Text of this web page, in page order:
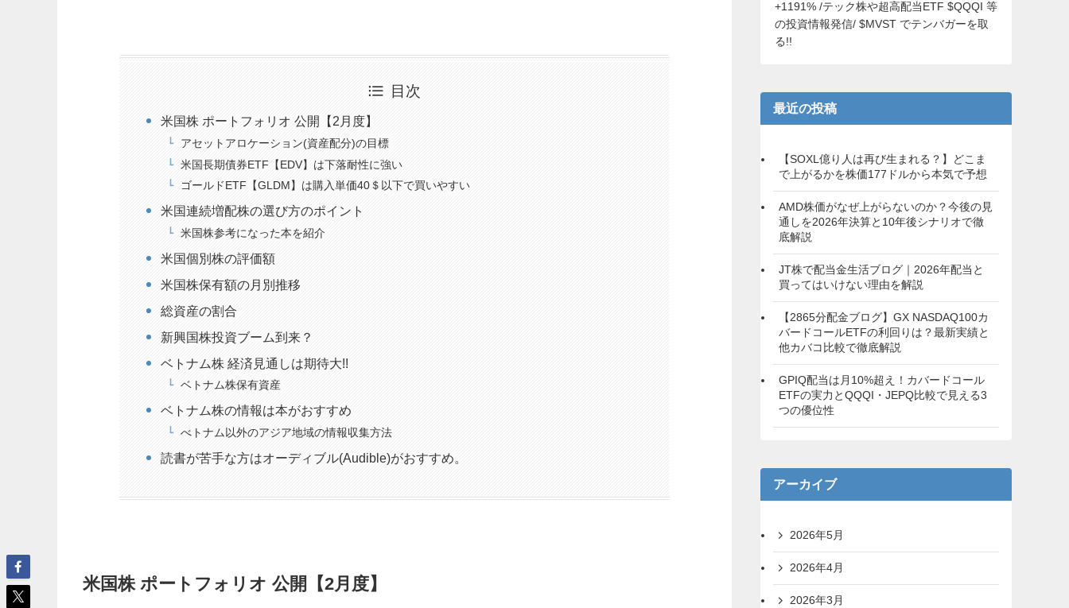
目次
米国株 ポートフォリオ 公開【2月度】
アセットアロケーション(資産配分)の目標
米国長期債券ETF【EDV】は下落耐性に強い
ゴールドETF【GLDM】は購入単価40＄以下で買いやすい
米国連続増配株の選び方のポイント
米国株参考になった本を紹介
米国個別株の評価額
米国株保有額の月別推移
総資産の割合
新興国株投資ブーム到来？
ベトナム株 経済見通しは期待大!!
ベトナム株保有資産
ベトナム株の情報は本がおすすめ
べトナム以外のアジア地域の情報収集方法
読書が苦手な方はオーディブル(Audible)がおすすめ。
米国株 ポートフォリオ 公開【2月度】
+1191% /テック株や超高配当ETF $QQQI 等
の投資情報発信/ $MVST でテンバガーを取
る!!
最近の投稿
【SOXL億り人は再び生まれる？】どこま
で上がるかを株価177ドルから本気で予想
AMD株価がなぜ上がらないのか？今後の見
通しを2026年決算と10年後シナリオで徹
底解説
JT株で配当金生活ブログ｜2026年配当と
買ってはいけない理由を解説
【2865分配金ブログ】GX NASDAQ100カ
バードコールETFの利回りは？最新実績と
他カバコ比較で徹底解説
GPIQ配当は月10%超え！カバードコール
ETFの実力とQQQI・JEPQ比較で見える3
つの優位性
アーカイブ
2026年5月
2026年4月
2026年3月